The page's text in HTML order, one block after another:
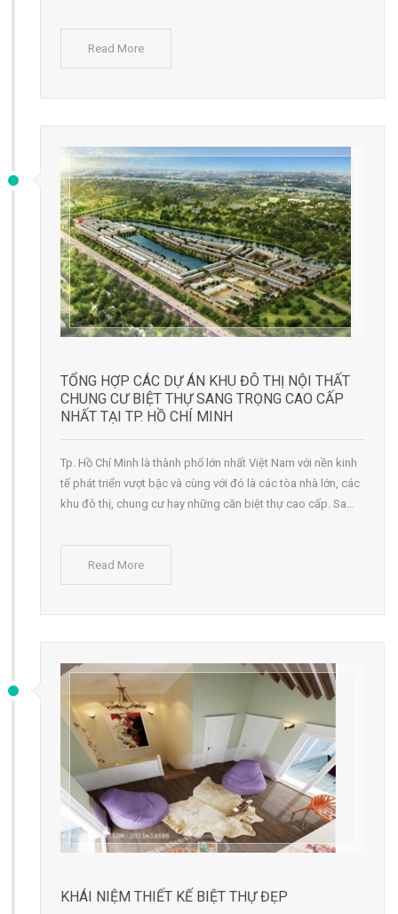
Read More
TỔNG HỢP CÁC DỰ ÁN KHU ĐÔ THỊ NỘI THẤT
CHUNG CƯ BIỆT THỰ SANG TRỌNG CAO CẤP
NHẤT TẠI TP. HỒ CHÍ MINH
Tp. Hồ Chí Minh là thành phố lớn nhất Việt Nam với nền kinh
tế phát triển vượt bậc và cùng với đó là các tòa nhà lớn, các
khu đô thị, chung cư hay những căn biệt thự cao cấp. Sa...
Read More
KHÁI NIỆM THIẾT KẾ BIỆT THỰ ĐẸP